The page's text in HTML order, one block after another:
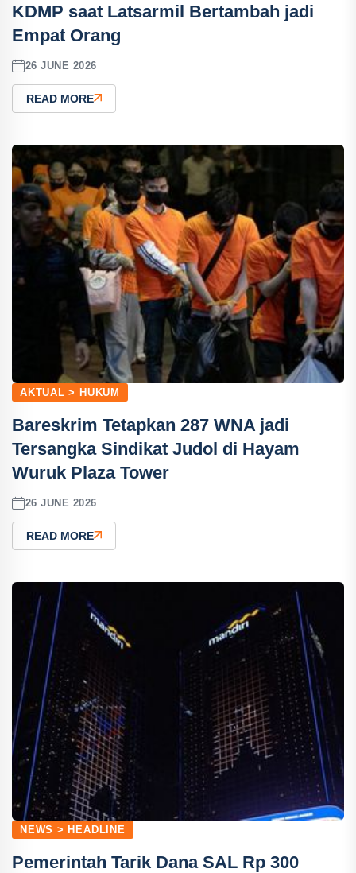
KDMP saat Latsarmil Bertambah jadi
Empat Orang
26 JUNE 2026
READ MORE
AKTUAL > HUKUM
Bareskrim Tetapkan 287 WNA jadi
Tersangka Sindikat Judol di Hayam
Wuruk Plaza Tower
26 JUNE 2026
READ MORE
NEWS > HEADLINE
Pemerintah Tarik Dana SAL Rp 300